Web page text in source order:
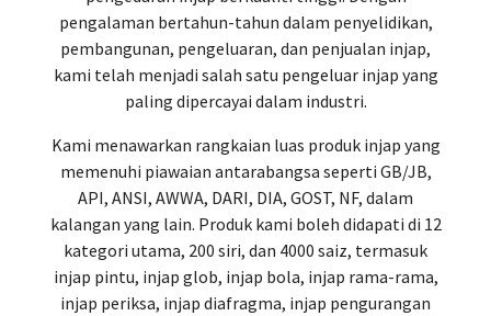
pengalaman bertahun-tahun dalam penyelidikan,
pembangunan, pengeluaran, dan penjualan injap,
kami telah menjadi salah satu pengeluar injap yang
paling dipercayai dalam industri.
Kami menawarkan rangkaian luas produk injap yang
memenuhi piawaian antarabangsa seperti GB/JB,
API, ANSI, AWWA, DARI, DIA, GOST, NF, dalam
kalangan yang lain. Produk kami boleh didapati di 12
kategori utama, 200 siri, dan 4000 saiz, termasuk
injap pintu, injap glob, injap bola, injap rama-rama,
injap periksa, injap diafragma, injap pengurangan